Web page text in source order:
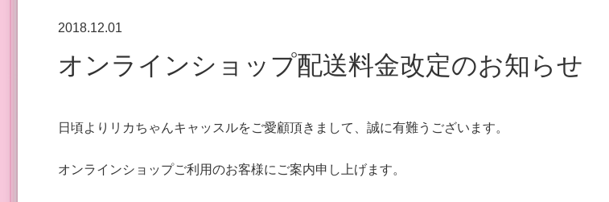
2018.12.01
オンラインショップ配送料金改定のお知らせ
日頃よりリカちゃんキャッスルをご愛顧頂きまして、誠に有難うございます。
オンラインショップご利用のお客様にご案内申し上げます。